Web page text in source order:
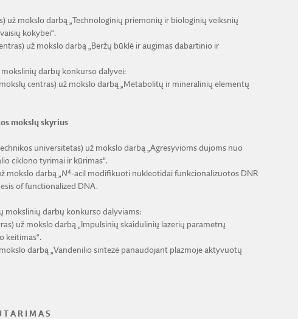
už mokslo darbą „Technologinių priemonių ir biologinių veiksnių
kokybei“.
už mokslo darbą „Beržų būklė ir augimas dabartinio ir
darbų konkurso dalyvei:
centras) už mokslo darbą „Metabolitų ir mineralinių elementų
mokslų skyrius
universitetas) už mokslo darbą „Agresyvioms dujoms nuo
ciklono tyrimai ir kūrimas“.
mokslo darbą „ N4-acil modifikuoti nukleotidai funkcionalizuotos DNR
of functionalized DNA.
mokslinių darbų konkurso dalyviams:
už mokslo darbą „Impulsinių skaidulinių lazerių parametrų
keitimas“.
darbą „Vandenilio sintezė panaudojant plazmoje aktyvuotų
T A R I M A S